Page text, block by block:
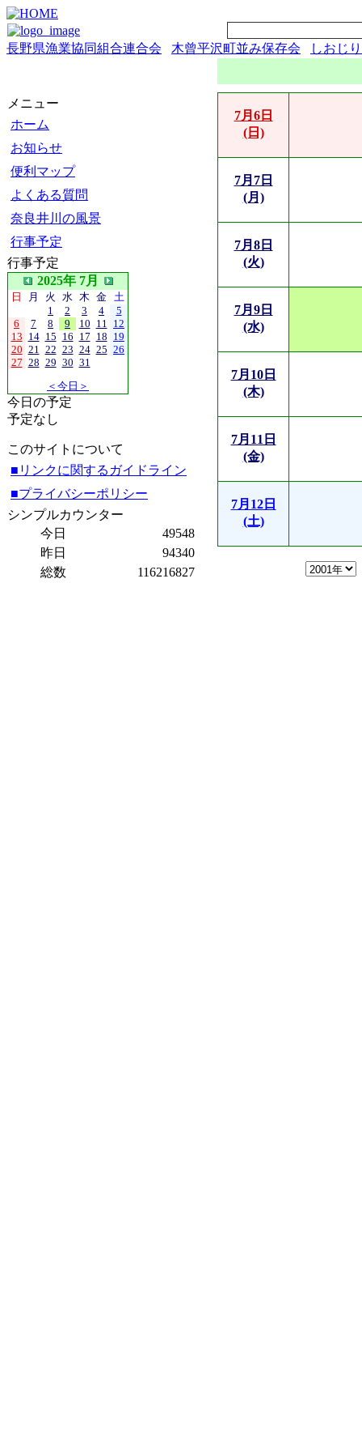
長野県漁業協同組合連合会 木曾平沢町並み保存会 しおじ
メニュー
ホーム
お知らせ
便利マップ
よくある質問
奈良井川の風景
行事予定
行事予定
2025年 7月
日 月 火 水 木 金 土
1
2 3 4
5
6
7 8 9 10 11 12
13 14 15 16 17 18 19
20 21 22 23 24 25 26
27 28 29 30 31
＜今日＞
今日の予定
予定なし
このサイトについて
■リンクに関するガイドライン
■プライバシーポリシー
シンプルカウンター
今日
49548
昨日
94340
総数
116216827
7月6日
(日)
7月7日
(月)
7月8日
(火)
7月9日
(水)
7月10日
(木)
7月11日
(金)
7月12日
(土)